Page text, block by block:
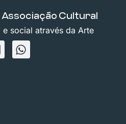
Associação Cultural
social através da Arte